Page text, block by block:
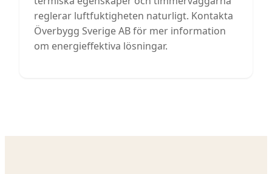
reglerar luftfuktigheten naturligt. Kontakta
Överbygg Sverige AB för mer information
om energieffektiva lösningar.